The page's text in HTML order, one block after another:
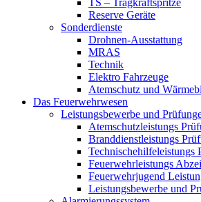
TS – Tragkraftspritze
Reserve Geräte
Sonderdienste
Drohnen-Ausstattung
MRAS
Technik
Elektro Fahrzeuge
Atemschutz und
Das Feuerwehrwesen
Leistungsbewerbe und
Atemschutzleistungs
Branddienstleistungs
Technischehilfeleistungs
Feuerwehrleistungs
Feuerwehrjugend
Leistungsbewerbe und